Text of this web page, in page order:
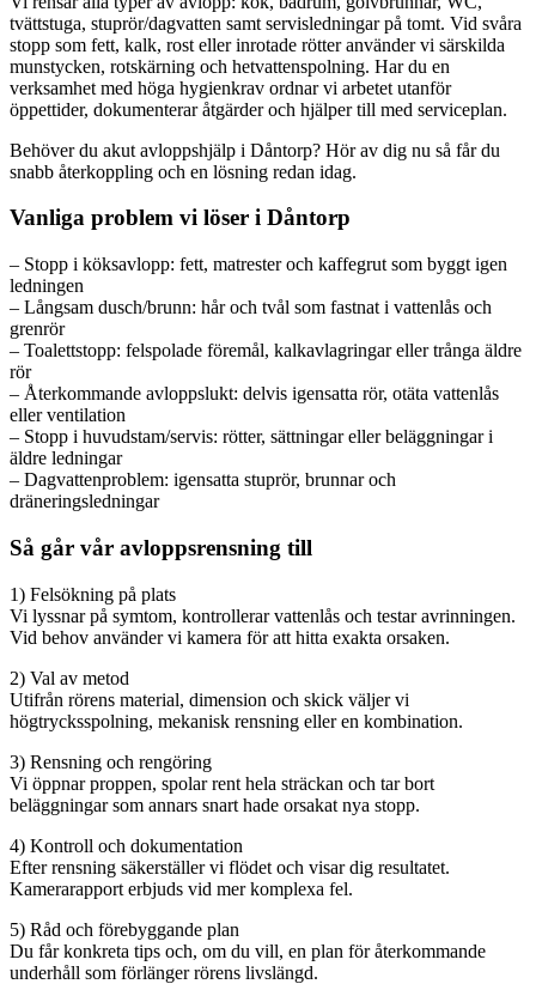
tvättstuga, stuprör/dagvatten samt servisledningar på tomt. Vid svåra
stopp som fett, kalk, rost eller inrotade rötter använder vi särskilda
munstycken, rotskärning och hetvattenspolning. Har du en
verksamhet med höga hygienkrav ordnar vi arbetet utanför
öppettider, dokumenterar åtgärder och hjälper till med serviceplan.
Behöver du akut avloppshjälp i Dåntorp? Hör av dig nu så får du
snabb återkoppling och en lösning redan idag.
Vanliga problem vi löser i Dåntorp
– Stopp i köksavlopp: fett, matrester och kaffegrut som byggt igen
ledningen
– Långsam dusch/brunn: hår och tvål som fastnat i vattenlås och
grenrör
– Toalettstopp: felspolade föremål, kalkavlagringar eller trånga äldre
rör
– Återkommande avloppslukt: delvis igensatta rör, otäta vattenlås
eller ventilation
– Stopp i huvudstam/servis: rötter, sättningar eller beläggningar i
äldre ledningar
– Dagvattenproblem: igensatta stuprör, brunnar och
dräneringsledningar
Så går vår avloppsrensning till
1) Felsökning på plats
Vi lyssnar på symtom, kontrollerar vattenlås och testar avrinningen.
Vid behov använder vi kamera för att hitta exakta orsaken.
2) Val av metod
Utifrån rörens material, dimension och skick väljer vi
högtrycksspolning, mekanisk rensning eller en kombination.
3) Rensning och rengöring
Vi öppnar proppen, spolar rent hela sträckan och tar bort
beläggningar som annars snart hade orsakat nya stopp.
4) Kontroll och dokumentation
Efter rensning säkerställer vi flödet och visar dig resultatet.
Kamerarapport erbjuds vid mer komplexa fel.
5) Råd och förebyggande plan
Du får konkreta tips och, om du vill, en plan för återkommande
underhåll som förlänger rörens livslängd.